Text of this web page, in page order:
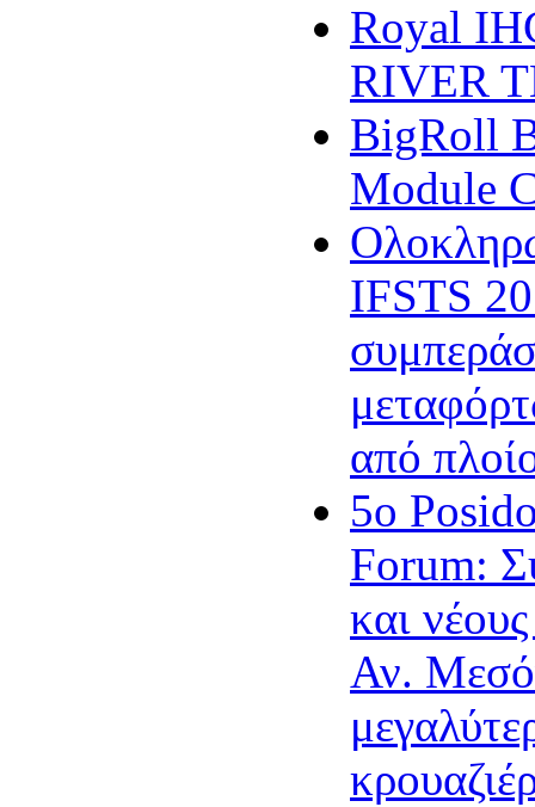
Royal
RIVER
BigRoll
Module
IFSTS
από
5ο
Forum:
και
Αν.